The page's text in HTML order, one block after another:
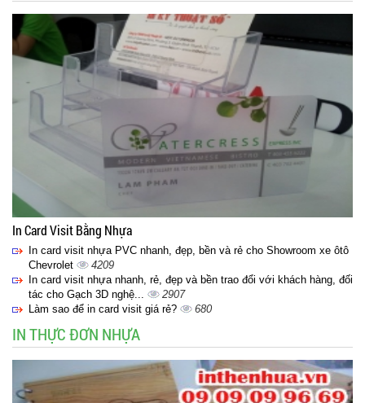
In Card Visit Bằng Nhựa
In card visit nhựa PVC nhanh, đẹp, bền và rẻ cho Showroom xe ôtô
Chevrolet
4209
In card visit nhựa nhanh, rẻ, đẹp và bền trao đổi với khách hàng, đối
tác cho Gạch 3D nghệ...
2907
Làm sao để in card visit giá rẻ?
680
IN THỰC ĐƠN NHỰA